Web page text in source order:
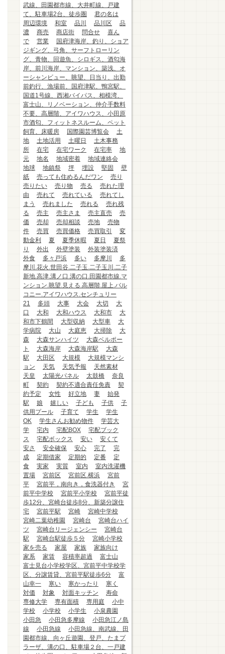
武線、田園都市線、大井町線、戸建
て、駐車場2台、徒歩圏
君の名は
周辺環境
和室 品川 品川区
品
濃
商売 商店街 問合せ
喜ん
で
営業
国府津海岸、釣り、ショア
ジギング、弓角、サーフトローリン
グ、青物、回遊魚、シロギス、酒匂海
岸、前川海岸、マンション、築浅、オ
ーシャンビュー、眺望、日当り、出勤
前釣行、漁場前、国府津駅、鴨宮駅、
国道1号線、西湘バイパス、相模湾、
富士山、リノベーション、仲介手数料
不要、高層階、アイワハウス、小田原
市酒匂、フィットネスルーム、ペット
飼育、床暖房
国際園芸博覧会
土
地
土地活用 土曜日
土木事務
所
在宅 在宅ワーク 在宅率
地
元
地名 地域密着
地域連絡会
地球
地鎮祭 坪 埋設 堅固
壁
紙
売っても住めるんだワン
売り
売りたい
売り物 売る
売れた理
由
売れて 売れている
売れてし
まう
売れました 売れる
売れ残
る
売主 売主さま 売主直売
売
価
売却 売却相談 売地
売物
件
売買 売買価格 売買取引
変
動金利
夏 夏季休暇 夏日
夏祭
り
外出 外壁塗装
外装塗装済
外食
多々戸浜 多い 多摩川
多
摩川.花火.世田谷.二子玉.二子玉川.二子
新地.高津.溝ノ口.溝の口.田園都市線.マ
ンション.眺望.見える.高層階.屋上.バル
コニー.アイワハウス.センチュリー
21
多頭 大事 大会 大切
大
口
大和 大和ハウス 大和市
大
和市下鶴間
大型収納 大型車
大
学病院
大山 大庭恵 大掃除
大
森
大森サンハイツ
大森ベルポー
ト
大森海岸 大森海岸駅
大森
駅
大田区 大規模
大規模マンシ
ョン
天気 天気予報
天然素材
天皇
太陽光パネル 太鼓橋
奈良
町
契約 契約不適合責任免責
契
約予定
女性 好立地 妻
始発
駅
娘 嬉しい 子ども 子供
子
供用プール
子育て 学生
学生
OK
学生さんお勧め物件
学芸大
学
宅内 宅配BOX
宅配ブック
ス
宅配ボックス 安い
安くて
安さ
安全確保 安心 完了
完
成
定期借家 定期的 定番
定
食
実家 実質 室内
室内洗濯機
置場
宮前区 宮前区.横浜
宮前
平
宮前平，南向き，食洗器付き
宮
前平中学校
宮前平小学校
宮前平徒
歩12分、宮崎台徒歩8分、新築分譲住
宅
宮前平駅 宮崎
宮崎中学校
宮崎二葉幼稚園
宮崎台
宮崎台ハイ
ツ
宮崎台リージェンシー
宮崎台
駅
宮崎台駅徒歩５分
宮崎小学校
家を売る
家屋 家族
家族向け
家系
家賃 容積率超過
富士山
富士見台小学校学区、宮前平中学校学
区、分譲賃貸、宮前平駅徒歩6分
富
山幸一
寒い 寒かったり
寒く
対価
対象 対面キッチン
寿命
専修大学
専有面積 専用庭
小中
学校
小学校 小学生
小泉農園
小田急
小田急多摩線
小田急江ノ島
線
小田急線
小田急線、南武線、田
園都市線、向ヶ丘遊園、登戸、たまプ
ラーザ、溝の口、駐車場２台、一戸建